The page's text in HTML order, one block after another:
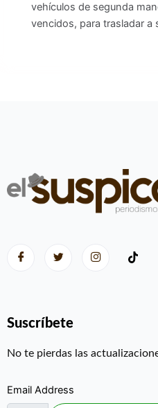
vehículos de segunda
vencidos, para trasladar a
Suscríbete
No te pierdas las
Email Address